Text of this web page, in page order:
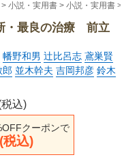
小説・実用書 小説・実用書
・最良の治療 前立
幡野和男 辻比呂志 鳶巣賢
郎 並木幹夫 吉岡邦彦 鈴木
込)
クーポンで
込)